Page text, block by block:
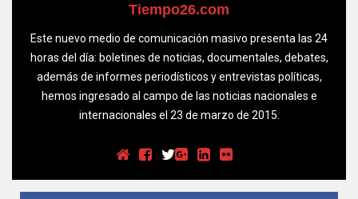
Tiempo26.com
Este nuevo medio de comunicación masivo presenta las 24
horas del día: boletines de noticias, documentales, debates,
además de informes periodísticos y entrevistas políticas,
hemos ingresado al campo de las noticias nacionales e
internacionales el 23 de marzo de 2015.